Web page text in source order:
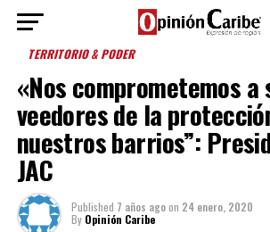
TERRITORIO & PODER
«Nos comprometemos a
veedores de la
nuestros barrios”:
JAC
Published 7 años agoon 24 enero, 2020
By Opinión Caribe